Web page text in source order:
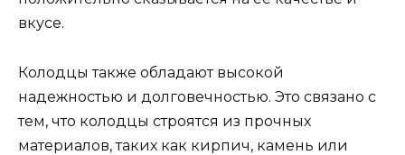
вкусе.
Колодцы также обладают высокой
надежностью и долговечностью. Это связано с
тем, что колодцы строятся из прочных
материалов, таких как кирпич, камень или